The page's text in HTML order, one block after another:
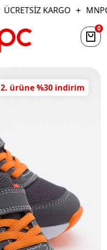
ÜCRETSİZ KARGO MNPC
0
2. ürüne %30 indirim